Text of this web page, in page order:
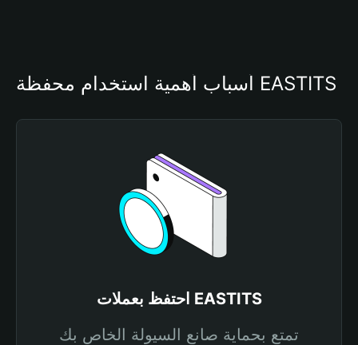
أسباب أهمية استخدام محفظة EASTITS
احتفظ بعملات EASTITS
تمتع بحماية صانع السيولة الخاص بك